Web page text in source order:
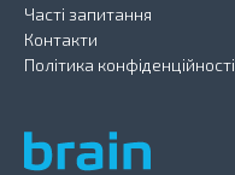
Часті запитання
Контакти
Політика конфіденційності